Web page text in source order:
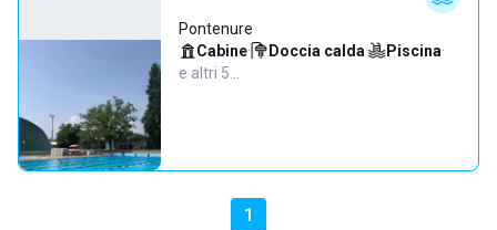
Pontenure
Cabine· Doccia calda· Piscina·
e altri 5…
1